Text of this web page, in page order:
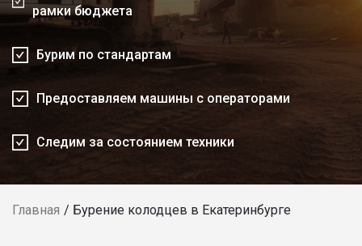
рамки бюджета
Бурим по стандартам
Предоставляем машины с операторами
Следим за состоянием техники
Главная Бурение колодцев в Екатеринбурге